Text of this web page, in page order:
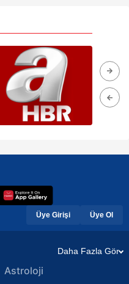
Üye Girişi Üye Ol
Daha Fazla Gör
Astroloji